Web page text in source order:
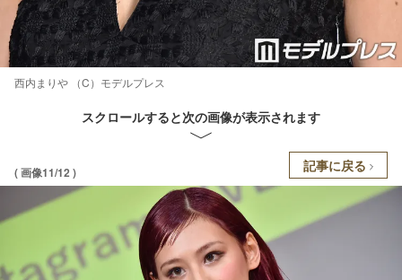
西内まりや （C）モデルプレス
スクロールすると次の画像が表示されます
( 画像11/12 ) 記事に戻る